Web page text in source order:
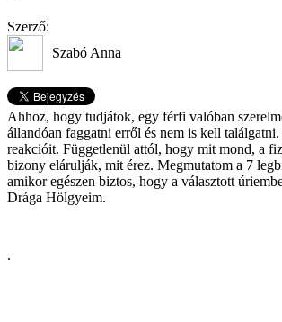
Szerző:
Szabó Anna
Ahhoz, hogy tudjátok, egy férfi valóban
állandóan faggatni erről és nem is kell
reakcióit. Függetlenül attól, hogy mit mond, a
bizony elárulják, mit érez. Megmutatom a 7
amikor egészen biztos, hogy a választott
Drága Hölgyeim.
.